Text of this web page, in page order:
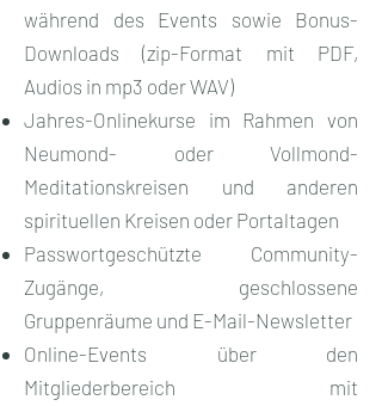
während des Events sowie Bonus-
Downloads (zip-Format mit PDF,
Audios in mp3 oder WAV)
Jahres-Onlinekurse im Rahmen von
Neumond- oder Vollmond-
Meditationskreisen und anderen
spirituellen Kreisen oder Portaltagen
Passwortgeschützte Community-
Zugänge, geschlossene
Gruppenräume und E-Mail-Newsletter
Online-Events über den
Mitgliederbereich mit